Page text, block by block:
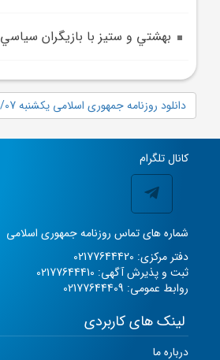
بهشتي و ستيز با بازيگران سياسي
دانلود روزنامه جمهوری اسلامی یکشنبه 1405/04/07 شماره 13391
کانال تلگرام
شماره های تماس روزنامه جمهوری اسلامی
دفتر مرکزی: 02177644420
ثبت و پذیرش آگهی: 02177644410
روابط عمومی: 02177644409
لینک های کاربردی
درباره ما